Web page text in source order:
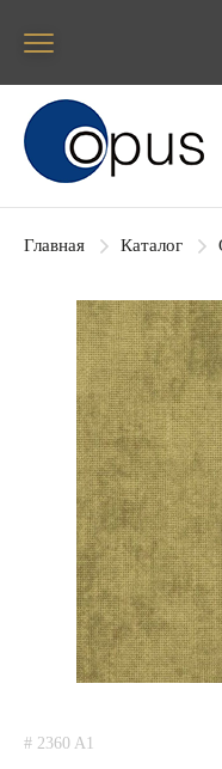
Блок поиска
Главная Каталог
# 2360 A1